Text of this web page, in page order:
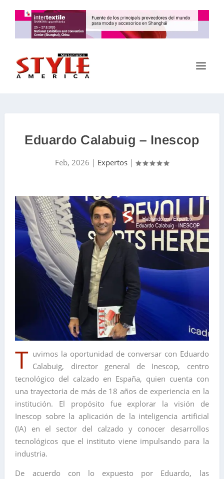
Eduardo Calabuig – Inescop
Feb, 2026 | Expertos |
T uvimos la oportunidad de conversar con Eduardo
Calabuig, director general de Inescop, centro
tecnológico del calzado en España, quien cuenta con
una trayectoria de más de 18 años de experiencia en la
institución. El propósito fue explorar la visión de
Inescop sobre la aplicación de la inteligencia artificial
(IA) en el sector del calzado y conocer desarrollos
tecnológicos que el instituto viene impulsando para la
industria.
De acuerdo con lo expuesto por Eduardo, las